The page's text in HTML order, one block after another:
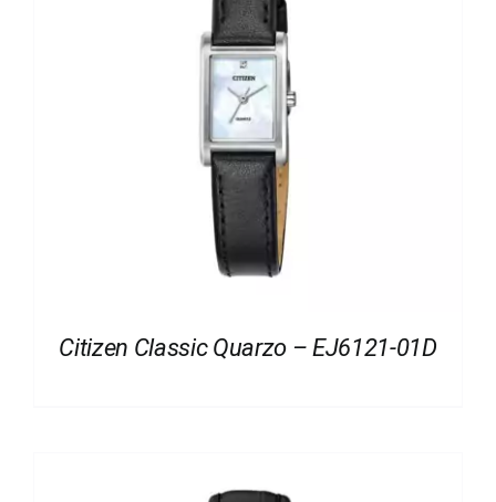
Citizen Classic Quarzo – EJ6121-01D